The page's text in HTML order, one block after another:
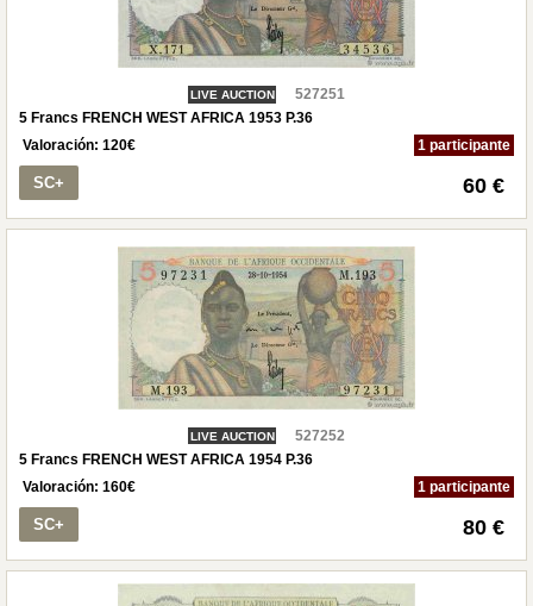
LIVE AUCTION
527251
5 Francs FRENCH WEST AFRICA 1953 P.36
Valoración: 120€ 1 participante
SC+ 60 €
LIVE AUCTION
527252
5 Francs FRENCH WEST AFRICA 1954 P.36
Valoración: 160€ 1 participante
SC+ 80 €